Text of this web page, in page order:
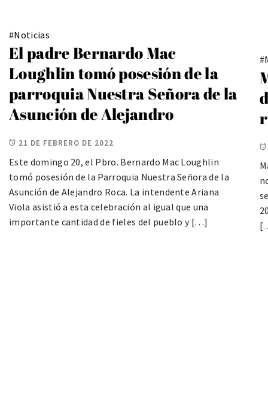
#Noticias
El padre Bernardo Mac
Loughlin tomó posesión de la
parroquia Nuestra Señora de la
Asunción de Alejandro
21 DE FEBRERO DE 2022
Este domingo 20, el Pbro. Bernardo Mac Loughlin
tomó posesión de la Parroquia Nuestra Señora de la
Asunción de Alejandro Roca. La intendente Ariana
Viola asistió a esta celebración al igual que una
importante cantidad de fieles del pueblo y […]
#